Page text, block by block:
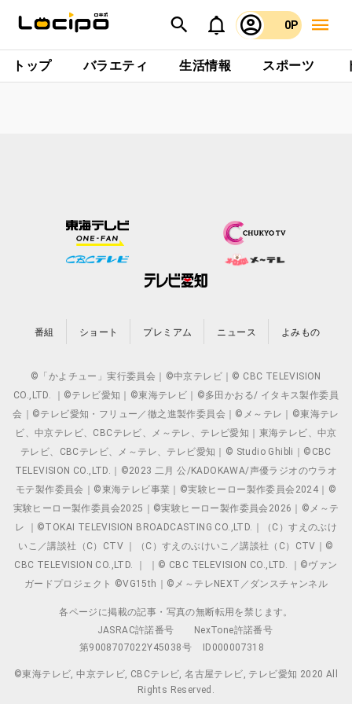
0P
トップ バラエティ 生活情報 スポーツ
番組 ショート プレミアム ニュース よみもの
©「かよチュー」実行委員会｜©中京テレビ｜© CBC TELEVISION
CO.,LTD. ｜©テレビ愛知｜©東海テレビ｜©多田かおる/ イタキス製作委員
会｜©テレビ愛知・フリュー／徹之進製作委員会｜©メ～テレ｜©東海テレ
ビ、中京テレビ、CBCテレビ、メ～テレ、テレビ愛知｜東海テレビ、中京
テレビ、CBCテレビ、メ～テレ、テレビ愛知｜© Studio Ghibli｜©CBC
TELEVISION CO.,LTD.｜©2023 二月 公/KADOKAWA/声優ラジオのウラオ
モテ製作委員会｜©東海テレビ事業｜©実験ヒーロー製作委員会2024｜©
実験ヒーロー製作委員会2025｜©実験ヒーロー製作委員会2026｜©メ～テ
レ ｜©TOKAI TELEVISION BROADCASTING CO.,LTD.｜（C）すえのぶけ
いこ／講談社（C）CTV ｜（C）すえのぶけいこ／講談社（C）CTV｜©
CBC TELEVISION CO.,LTD. ｜ ｜© CBC TELEVISION CO.,LTD. ｜©ヴァン
ガードプロジェクト ©VG15th｜©メ～テレNEXT／ダンスチャンネル
各ページに掲載の記事・写真の無断転用を禁じます。
JASRAC許諾番号
NexTone許諾番号
第9008707022Y45038号
ID000007318
©東海テレビ, 中京テレビ, CBCテレビ, 名古屋テレビ, テレビ愛知 2020 All
Rights Reserved.